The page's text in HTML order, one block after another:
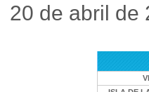
20 de abril de